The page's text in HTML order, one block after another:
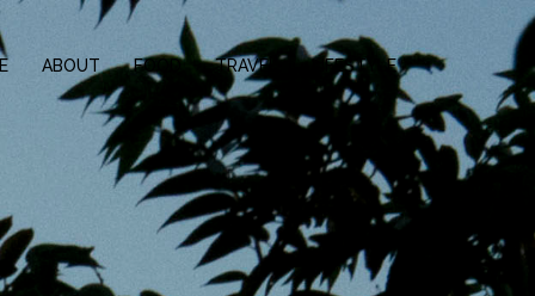
ABOUT FOOD TRAVEL LIFESTYLE